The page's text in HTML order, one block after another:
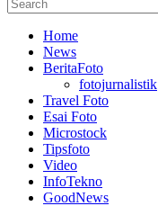
Terpercaya
Home
News
BeritaFoto
fotojurnalistik
Travel Foto
Esai Foto
Microstock
Tipsfoto
Video
InfoTekno
GoodNews